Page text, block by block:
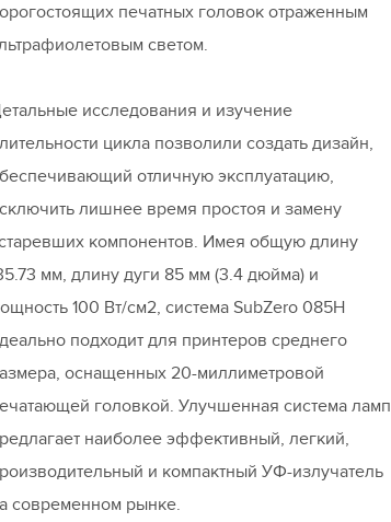
печатных головок отраженным
светом.
исследования и изучение
цикла позволили создать дизайн,
отличную эксплуатацию,
лишнее время простоя и замену
компонентов. Имея общую длину
мм, длину дуги 85 мм (3.4 дюйма) и
100 Вт/см2, система SubZero 085H
подходит для принтеров среднего
оснащенных 20-миллиметровой
головкой. Улучшенная система ламп
наиболее эффективный, легкий,
и компактный УФ-излучатель
современном рынке.